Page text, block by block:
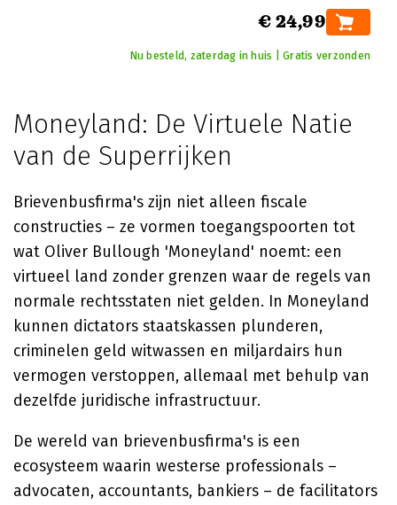
€ 24,99
Nu besteld, zaterdag in huis | Gratis verzonden
Moneyland: De Virtuele Natie
van de Superrijken
Brievenbusfirma's zijn niet alleen fiscale
constructies – ze vormen toegangspoorten tot
wat Oliver Bullough 'Moneyland' noemt: een
virtueel land zonder grenzen waar de regels van
normale rechtsstaten niet gelden. In Moneyland
kunnen dictators staatskassen plunderen,
criminelen geld witwassen en miljardairs hun
vermogen verstoppen, allemaal met behulp van
dezelfde juridische infrastructuur.
De wereld van brievenbusfirma's is een
ecosysteem waarin westerse professionals –
advocaten, accountants, bankiers – de facilitators